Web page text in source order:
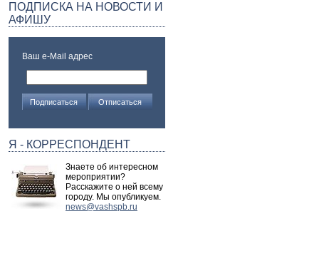
ПОДПИСКА НА НОВОСТИ И
АФИШУ
Ваш e-Mail адрес
Я - КОРРЕСПОНДЕНТ
Знаете об интересном
мероприятии?
Расскажите о ней всему
городу. Мы опубликуем.
news@vashspb.ru